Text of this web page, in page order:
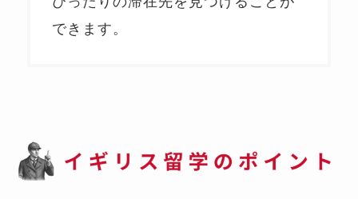
できます。